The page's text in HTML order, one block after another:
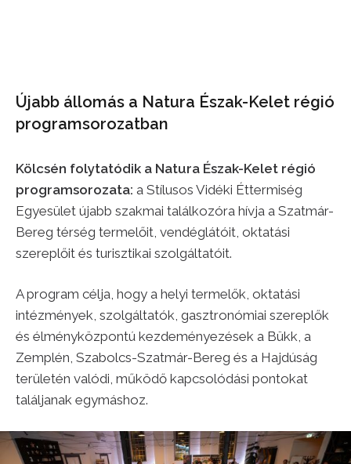
Újabb állomás a Natura Észak-Kelet régió
programsorozatban
Kölcsén folytatódik a Natura Észak-Kelet régió
programsorozata: a Stílusos Vidéki Éttermiség
Egyesület újabb szakmai találkozóra hívja a Szatmár-
Bereg térség termelőit, vendéglátóit, oktatási
szereplőit és turisztikai szolgáltatóit.
A program célja, hogy a helyi termelők, oktatási
intézmények, szolgáltatók, gasztronómiai szereplők
és élményközpontú kezdeményezések a Bükk, a
Zemplén, Szabolcs-Szatmár-Bereg és a Hajdúság
területén valódi, működő kapcsolódási pontokat
találjanak egymáshoz.